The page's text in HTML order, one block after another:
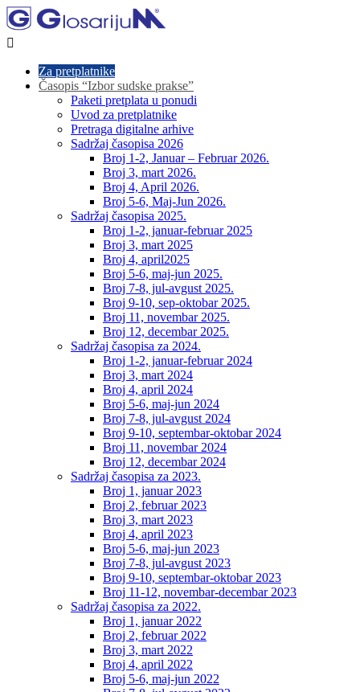

Za pretplatnike
Časopis “Izbor sudske prakse”
Paketi pretplata u ponudi
Uvod za pretplatnike
Pretraga digitalne arhive
Sadržaj časopisa 2026
Broj 1-2, Januar – Februar 2026.
Broj 3, mart 2026.
Broj 4, April 2026.
Broj 5-6, Maj-Jun 2026.
Sadržaj časopisa 2025.
Broj 1-2, januar-februar 2025
Broj 3, mart 2025
Broj 4, april2025
Broj 5-6, maj-jun 2025.
Broj 7-8, jul-avgust 2025.
Broj 9-10, sep-oktobar 2025.
Broj 11, novembar 2025.
Broj 12, decembar 2025.
Sadržaj časopisa za 2024.
Broj 1-2, januar-februar 2024
Broj 3, mart 2024
Broj 4, april 2024
Broj 5-6, maj-jun 2024
Broj 7-8, jul-avgust 2024
Broj 9-10, septembar-oktobar 2024
Broj 11, novembar 2024
Broj 12, decembar 2024
Sadržaj časopisa za 2023.
Broj 1, januar 2023
Broj 2, februar 2023
Broj 3, mart 2023
Broj 4, april 2023
Broj 5-6, maj-jun 2023
Broj 7-8, jul-avgust 2023
Broj 9-10, septembar-oktobar 2023
Broj 11-12, novembar-decembar 2023
Sadržaj časopisa za 2022.
Broj 1, januar 2022
Broj 2, februar 2022
Broj 3, mart 2022
Broj 4, april 2022
Broj 5-6, maj-jun 2022